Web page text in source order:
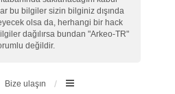
bu bilgiler sizin bilginiz dışında
olsa da, herhangi bir hack
dağılırsa bundan "Arkeo-TR"
değildir.
Bize ulaşın